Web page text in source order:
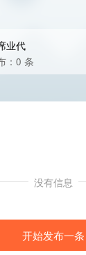
业代
：0 条
没有信息
开始发布一条